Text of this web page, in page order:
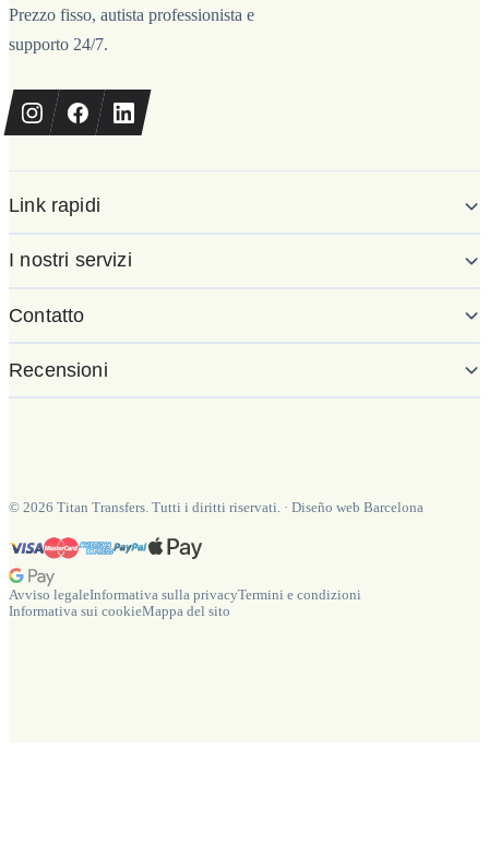
Prezzo fisso, autista professionista e
supporto 24/7.
Link rapidi
I nostri servizi
Contatto
Recensioni
© 2026 Titan Transfers. Tutti i diritti riservati. · Diseño web Barcelona
Avviso legaleInformativa sulla privacyTermini e condizioni
Informativa sui cookieMappa del sito